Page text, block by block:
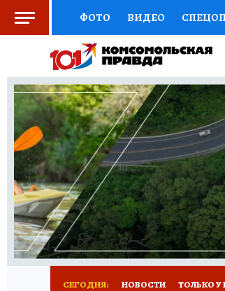
ФОТО ВИДЕО
СОЦПОДДЕРЖКА НАУКА
ВЫБОР ЭКСПЕРТОВ
КНИЖНАЯ ПОЛКА
ПРЕСС-ЦЕНТР
РАДИО КП РЕКЛАМА
СЕГОДНЯ: НОВОСТИ ТОЛЬКО У